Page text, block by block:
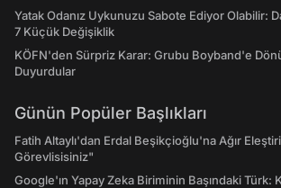
Yatak Odanız Uykunuzu Sabote Ediyor Olabilir:
7 Küçük Değişiklik
KÖFN'den Sürpriz Karar: Grubu Boyband'e
Duyurdular
Günün Popüler Başlıkları
Fatih Altaylı'dan Erdal Beşikçioğlu'na Ağır
Görevlisisiniz"
Google'ın Yapay Zeka Biriminin Başındaki Türk: